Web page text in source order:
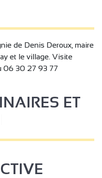
de Denis Deroux, maire
et le village. Visite
06 30 27 93 77
ET